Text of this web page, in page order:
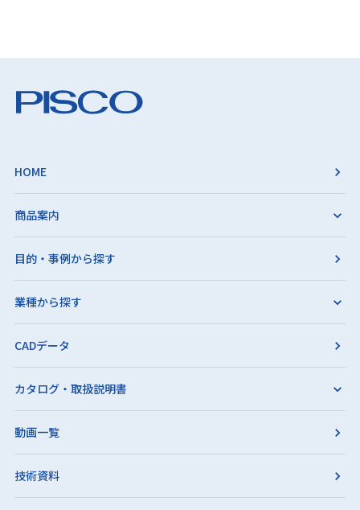
HOME
商品案内
目的・事例から探す
業種から探す
CADデータ
カタログ・取扱説明書
動画一覧
技術資料